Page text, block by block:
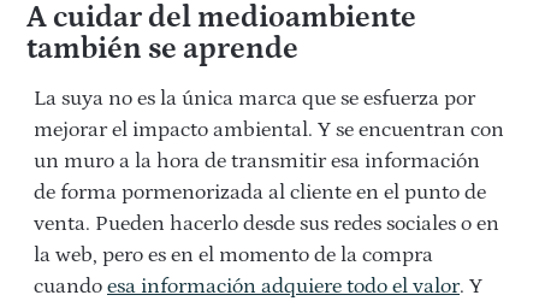
A cuidar del medioambiente
también se aprende
La suya no es la única marca que se esfuerza por
mejorar el impacto ambiental. Y se encuentran con
un muro a la hora de transmitir esa información
de forma pormenorizada al cliente en el punto de
venta. Pueden hacerlo desde sus redes sociales o en
la web, pero es en el momento de la compra
cuando esa información adquiere todo el valor. Y